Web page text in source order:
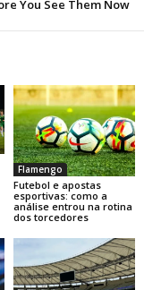
Flamengo
Futebol e apostas
esportivas: como a
análise entrou na rotina
dos torcedores